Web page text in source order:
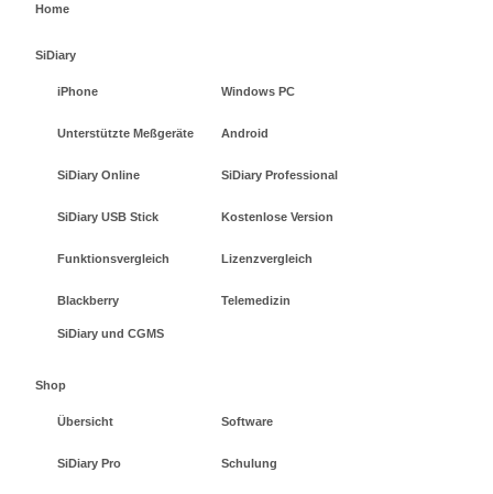
Home
SiDiary
iPhone Windows PC
Unterstützte Meßgeräte Android
SiDiary Online SiDiary Professional
SiDiary USB Stick Kostenlose Version
Funktionsvergleich Lizenzvergleich
Blackberry Telemedizin
SiDiary und CGMS
Shop
Übersicht Software
SiDiary Pro Schulung